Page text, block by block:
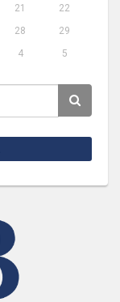
21
22
28
29
4 5